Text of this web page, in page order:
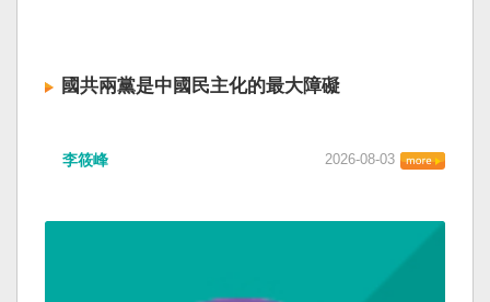
國共兩黨是中國民主化的最大障礙
李筱峰 2026-08-03